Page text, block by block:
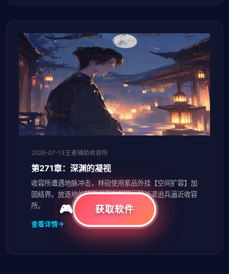
2026-07-13王者辅助收容所
第271章：深渊的凝视
收容所遭遇地脉冲击，林砚使用紫品外挂【空间扩容】加
固结界。放逐地的管理者正在苏醒，并派遣追兵逼近收容
所。
查看详情
获取软件